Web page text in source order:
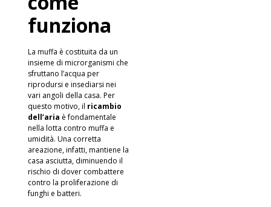
funziona
La muffa è costituita da un
insieme di microrganismi che
sfruttano l’acqua per
riprodursi e insediarsi nei
vari angoli della casa. Per
questo motivo, il ricambio
dell’aria è fondamentale
nella lotta contro muffa e
umidità. Una corretta
areazione, infatti, mantiene la
casa asciutta, diminuendo il
rischio di dover combattere
contro la proliferazione di
funghi e batteri.